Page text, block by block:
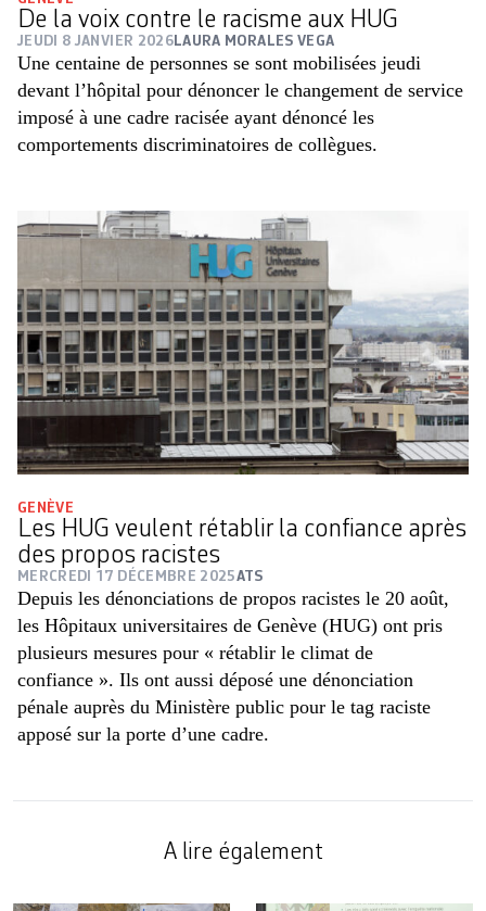
De la voix contre le racisme aux HUG
JEUDI 8 JANVIER 2026 LAURA MORALES VEGA
Une centaine de personnes se sont mobilisées jeudi
devant l’hôpital pour dénoncer le changement de service
imposé à une cadre racisée ayant dénoncé les
comportements discriminatoires de collègues.
GENÈVE
Les HUG veulent rétablir la confiance après
des propos racistes
MERCREDI 17 DÉCEMBRE 2025ATS
Depuis les dénonciations de propos racistes le 20 août,
les Hôpitaux universitaires de Genève (HUG) ont pris
plusieurs mesures pour « rétablir le climat de
confiance ». Ils ont aussi déposé une dénonciation
pénale auprès du Ministère public pour le tag raciste
apposé sur la porte d’une cadre.
A lire également